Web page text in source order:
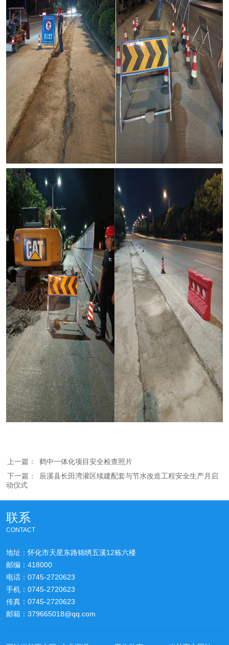
上一篇：
鹤中一体化项目安全检查照片
下一篇：
辰溪县长田湾灌区续建配套与节水改造工程安全生产月启
动仪式
联系
CONTACT
地址：怀化市天星东路锦绣五溪12栋六楼
邮编：418000
电话：0745-2720623
手机：0745-2720623
传真：0745-2720623
邮箱：379665018@qq.com